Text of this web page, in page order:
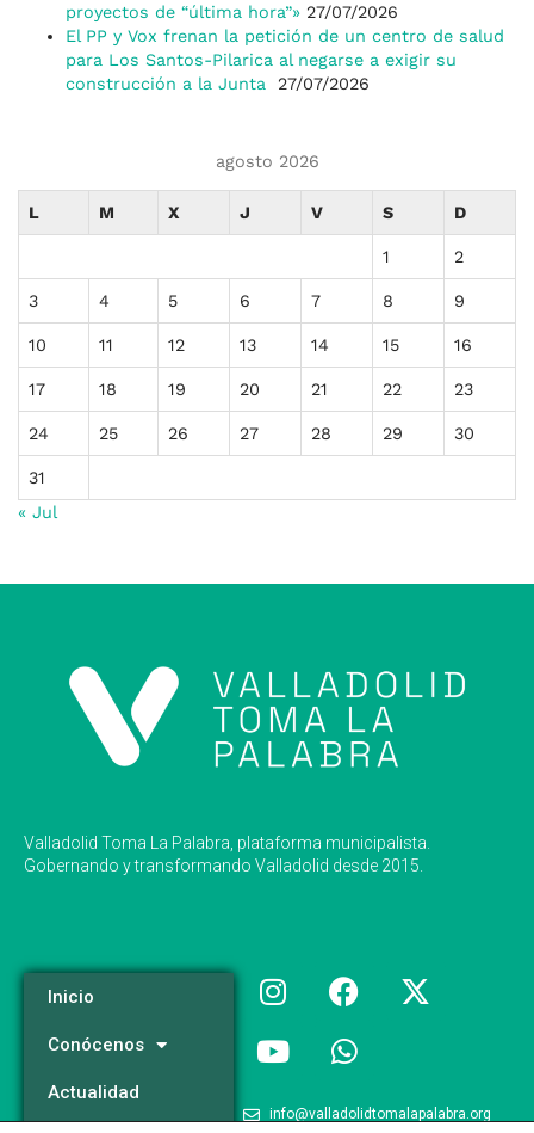
proyectos de “última hora”» 27/07/2026
El PP y Vox frenan la petición de un centro de salud
para Los Santos-Pilarica al negarse a exigir su
construcción a la Junta
27/07/2026
agosto 2026
L M X J V S D
1 2
3 4 5 6 7 8 9
10 11 12 13 14 15 16
17 18 19 20 21 22 23
24 25 26 27 28 29 30
31
« Jul
Valladolid Toma La Palabra, plataforma municipalista.
Gobernando y transformando Valladolid desde 2015.
Inicio
Conócenos
Actualidad
info@valladolidtomalapalabra.org